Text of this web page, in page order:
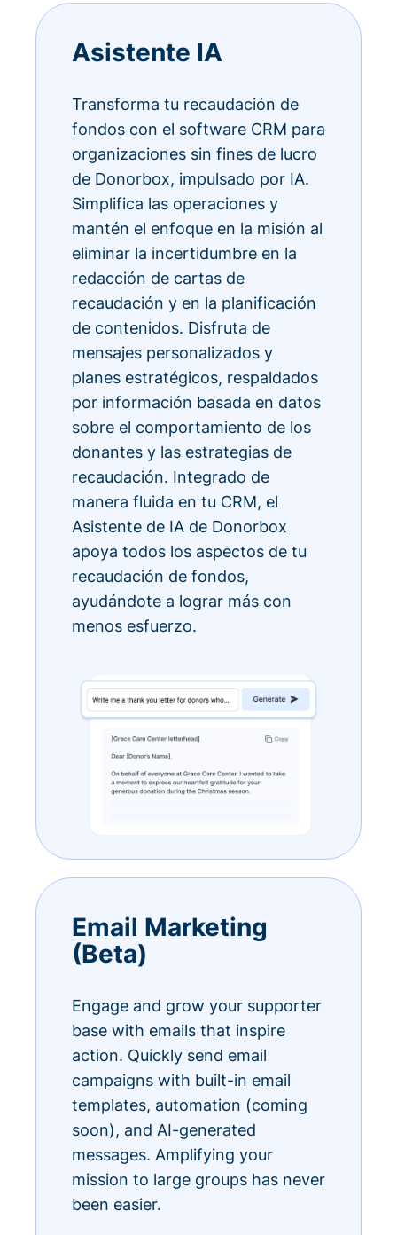
Asistente IA
Transforma tu recaudación de
fondos con el software CRM para
organizaciones sin fines de lucro
de Donorbox, impulsado por IA.
Simplifica las operaciones y
mantén el enfoque en la misión al
eliminar la incertidumbre en la
redacción de cartas de
recaudación y en la planificación
de contenidos. Disfruta de
mensajes personalizados y
planes estratégicos, respaldados
por información basada en datos
sobre el comportamiento de los
donantes y las estrategias de
recaudación. Integrado de
manera fluida en tu CRM, el
Asistente de IA de Donorbox
apoya todos los aspectos de tu
recaudación de fondos,
ayudándote a lograr más con
menos esfuerzo.
Email Marketing
(Beta)
Engage and grow your supporter
base with emails that inspire
action. Quickly send email
campaigns with built-in email
templates, automation (coming
soon), and AI-generated
messages. Amplifying your
mission to large groups has never
been easier.